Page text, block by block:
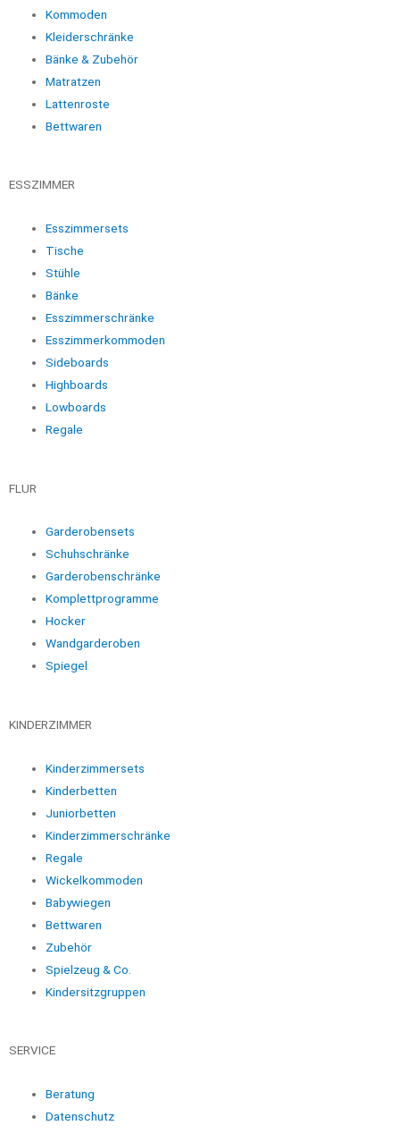
Kommoden
Kleiderschränke
Bänke & Zubehör
Matratzen
Lattenroste
Bettwaren
ESSZIMMER
Esszimmersets
Tische
Stühle
Bänke
Esszimmerschränke
Esszimmerkommoden
Sideboards
Highboards
Lowboards
Regale
FLUR
Garderobensets
Schuhschränke
Garderobenschränke
Komplettprogramme
Hocker
Wandgarderoben
Spiegel
KINDERZIMMER
Kinderzimmersets
Kinderbetten
Juniorbetten
Kinderzimmerschränke
Regale
Wickelkommoden
Babywiegen
Bettwaren
Zubehör
Spielzeug & Co.
Kindersitzgruppen
SERVICE
Beratung
Datenschutz